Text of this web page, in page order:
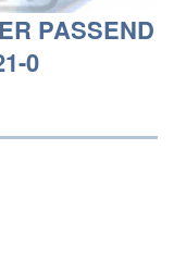
PASSEND
0